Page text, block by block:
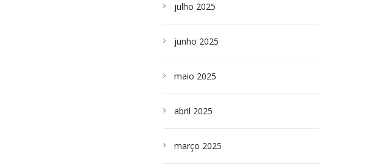
julho 2025
junho 2025
maio 2025
abril 2025
março 2025